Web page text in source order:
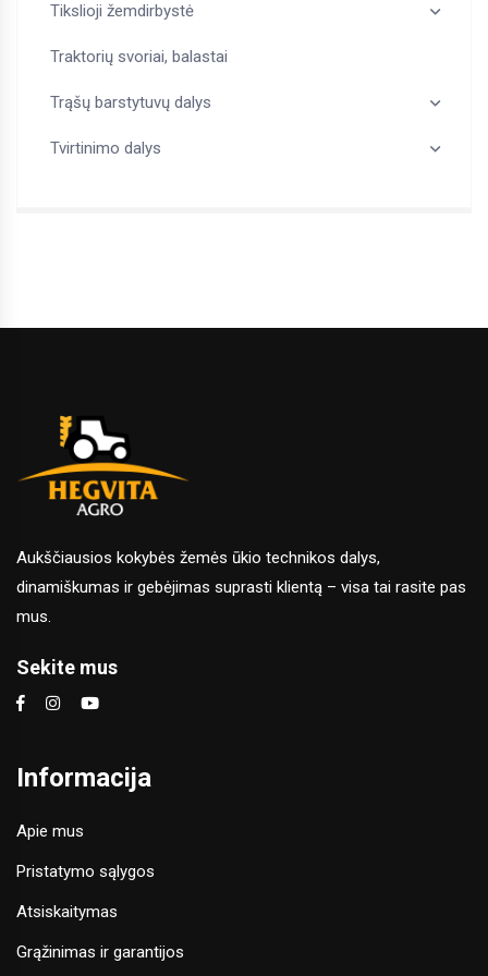
Tikslioji žemdirbystė
Traktorių svoriai, balastai
Trąšų barstytuvų dalys
Tvirtinimo dalys
Aukščiausios kokybės žemės ūkio technikos dalys,
dinamiškumas ir gebėjimas suprasti klientą – visa tai rasite pas
mus.
Sekite mus
Informacija
Apie mus
Pristatymo sąlygos
Atsiskaitymas
Grąžinimas ir garantijos